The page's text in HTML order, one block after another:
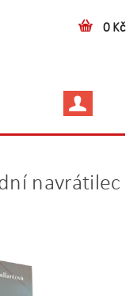
0 Kč
navrátilec